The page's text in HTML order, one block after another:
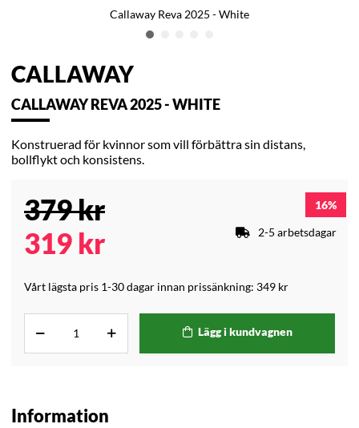
Callaway Reva 2025 - White
CALLAWAY
CALLAWAY REVA 2025 - WHITE
Konstruerad för kvinnor som vill förbättra sin distans,
bollflykt och konsistens.
379kr
319 kr
Vårt lägsta pris 1-30 dagar innan prissänkning: 349 kr
16
2-5 arbetsdagar
Lägg i kundvagnen
Information